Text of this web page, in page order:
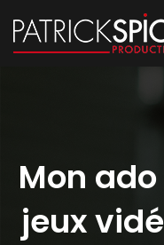
Mon
jeux